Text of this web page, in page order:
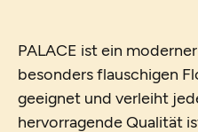
PALACE ist ein
besonders flauschigen
geeignet und verleiht
hervorragende Qualität